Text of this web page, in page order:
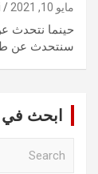
مايو 10, 2021
حينما نتحدث
سنتحدث عن
ابحث في